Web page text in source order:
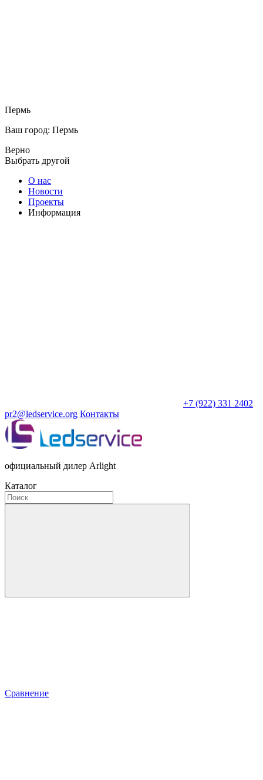
Пермь
Ваш город: Пермь
Верно
Выбрать другой
О нас
Новости
Проекты
Информация
+7 (922) 331 2402
pr2@ledservice.org Контакты
официальный дилер Arlight
Каталог
Сравнение